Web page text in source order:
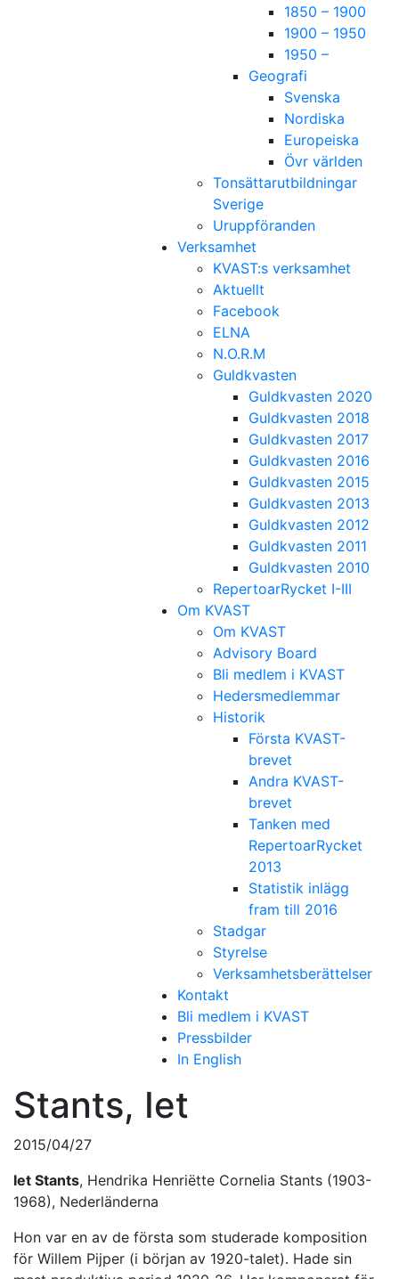
1850 – 1900
1900 – 1950
1950 –
Geografi
Svenska
Nordiska
Europeiska
Övr världen
Tonsättarutbildningar
Sverige
Uruppföranden
Verksamhet
KVAST:s verksamhet
Aktuellt
Facebook
ELNA
N.O.R.M
Guldkvasten
Guldkvasten 2020
Guldkvasten 2018
Guldkvasten 2017
Guldkvasten 2016
Guldkvasten 2015
Guldkvasten 2013
Guldkvasten 2012
Guldkvasten 2011
Guldkvasten 2010
RepertoarRycket I-III
Om KVAST
Om KVAST
Advisory Board
Bli medlem i KVAST
Hedersmedlemmar
Historik
Första KVAST-
brevet
Andra KVAST-
brevet
Tanken med
RepertoarRycket
2013
Statistik inlägg
fram till 2016
Stadgar
Styrelse
Verksamhetsberättelser
Kontakt
Bli medlem i KVAST
Pressbilder
In English
Stants, Iet
2015/04/27
Iet Stants, Hendrika Henriëtte Cornelia Stants (1903-
1968), Nederländerna
Hon var en av de första som studerade komposition
för Willem Pijper (i början av 1920-talet). Hade sin